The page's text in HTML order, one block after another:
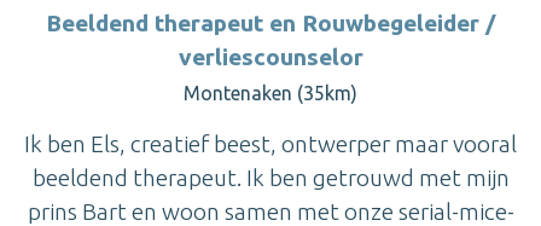
Beeldend therapeut en Rouwbegeleider /
verliescounselor
Montenaken (35km)
Ik ben Els, creatief beest, ontwerper maar vooral
beeldend therapeut. Ik ben getrouwd met mijn
prins Bart en woon samen met onze serial-mice-